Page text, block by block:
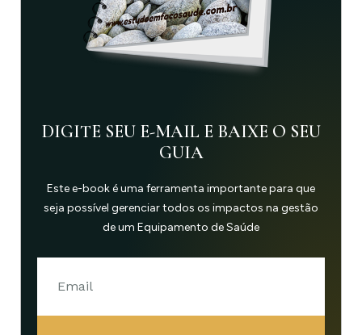
DIGITE SEU E-MAIL E BAIXE O SEU
GUIA
Este e-book é uma ferramenta importante para que
seja possível gerenciar todos os impactos na gestão
de um Equipamento de Saúde